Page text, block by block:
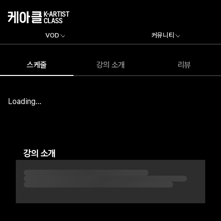
VOD 커뮤니티
스케줄 강의 소개 리뷰
Loading...
강의 소개